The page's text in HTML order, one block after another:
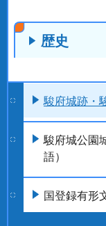
歴史
駿府城跡・
駿府城公園
語）
国登録有形